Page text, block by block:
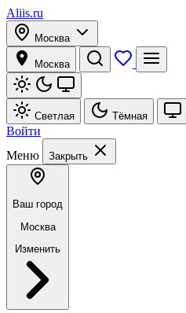
Aliis.ru
Москва
Москва
Светлая Тёмная
Войти
Меню
Закрыть
Ваш город
Москва
Изменить